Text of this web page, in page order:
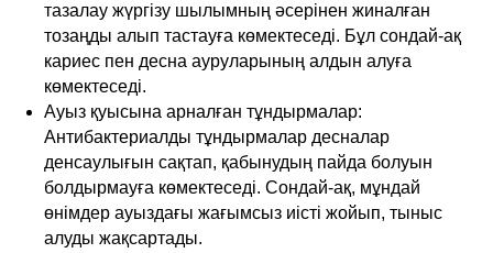
тазалау жүргізу шылымның әсерінен жиналған
тозаңды алып тастауға көмектеседі. Бұл сондай-ақ
кариес пен десна ауруларының алдын алуға
көмектеседі.
Ауыз қуысына арналған тұндырмалар:
Антибактериалды тұндырмалар десналар
денсаулығын сақтап, қабынудың пайда болуын
болдырмауға көмектеседі. Сондай-ақ, мұндай
өнімдер ауыздағы жағымсыз иісті жойып, тыныс
алуды жақсартады.